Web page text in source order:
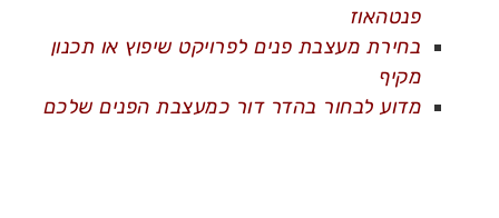
פנטהאוז
בחירת מעצבת פנים לפרויקט שיפוץ או תכנון
מקיף
מדוע לבחור בהדר דור כמעצבת הפנים שלכם